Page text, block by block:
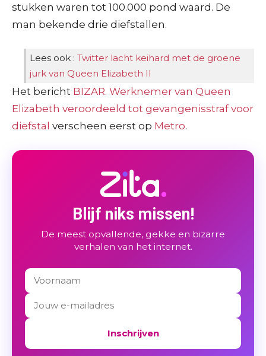
stukken waren tot 100.000 pond waard. De
man bekende drie diefstallen.
Lees ook : Twitter lacht keihard met de groene
jurk van Queen Elizabeth II
Het bericht BIZAR. Werknemer van Queen
Elizabeth veroordeeld tot gevangenisstraf voor
diefstal verscheen eerst op Metro.
Blijf niks missen!
De meest opvallende, gekke en bizarre
verhalen van het internet.
Inschrijven